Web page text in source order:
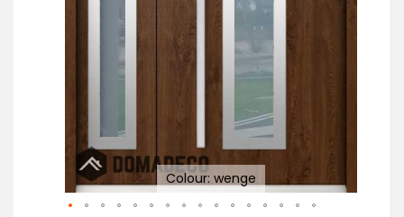
Colour: wenge